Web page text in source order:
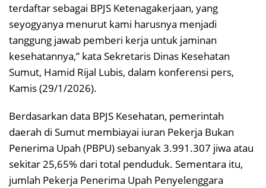
terdaftar sebagai BPJS Ketenagakerjaan, yang
seyogyanya menurut kami harusnya menjadi
tanggung jawab pemberi kerja untuk jaminan
kesehatannya,” kata Sekretaris Dinas Kesehatan
Sumut, Hamid Rijal Lubis, dalam konferensi pers,
Kamis (29/1/2026).
Berdasarkan data BPJS Kesehatan, pemerintah
daerah di Sumut membiayai iuran Pekerja Bukan
Penerima Upah (PBPU) sebanyak 3.991.307 jiwa atau
sekitar 25,65% dari total penduduk. Sementara itu,
jumlah Pekerja Penerima Upah Penyelenggara